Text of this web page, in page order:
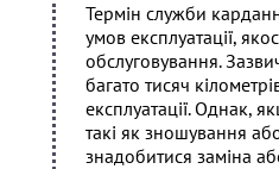
Термін служби
умов експлуатації,
обслуговування.
багато тисяч
експлуатації. Однак,
такі як зношування
знадобитися заміна